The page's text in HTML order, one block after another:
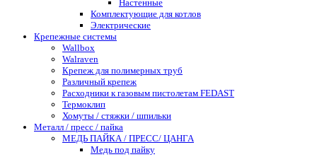
Настенные
Комплектующие для котлов
Электрические
Крепежные системы
Wallbox
Walraven
Крепеж для полимерных труб
Различный крепеж
Расходники к газовым пистолетам FEDAST
Термоклип
Хомуты / стяжки / шпильки
Металл / пресс / пайка
МЕДЬ ПАЙКА / ПРЕСС/ ЦАНГА
Медь под пайку